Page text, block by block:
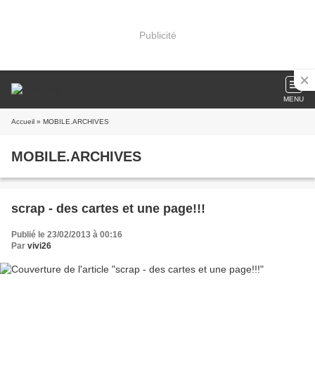
Publicité
MENU
Accueil » MOBILE.ARCHIVES
MOBILE.ARCHIVES
scrap - des cartes et une page!!!
Publié le 23/02/2013 à 00:16
Par vivi26